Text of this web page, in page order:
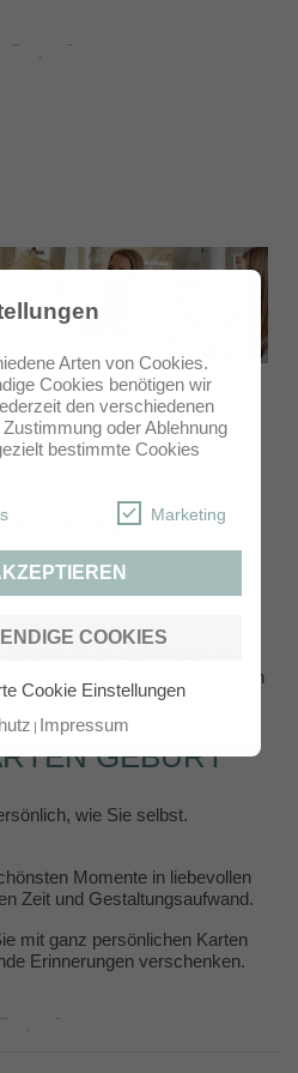
Arten von Cookies.
Cookies benötigen wir
den verschiedenen
oder Ablehnung
bestimmte Cookies
Marketing
COOKIES
Cookie Einstellungen
Impressum
Gestaltung
Farben. Wir übernehmen
und gestalten Ihre
GEBURT
wie Sie selbst.
Momente in liebevollen
Zeit und Gestaltungsaufwand.
mit ganz persönlichen Karten
Erinnerungen verschenken.